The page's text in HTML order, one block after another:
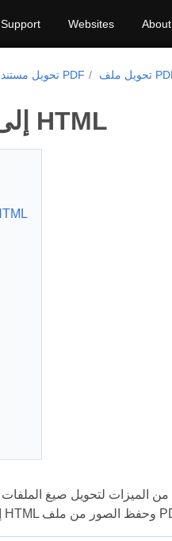
Support Websites About
تحويل مستندات PDF
تحويل ملف PDF إلى تنسيق HTML